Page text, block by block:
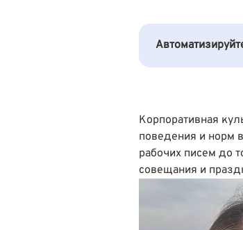
Корпоративная
поведения и норм
рабочих писем до
совещания и